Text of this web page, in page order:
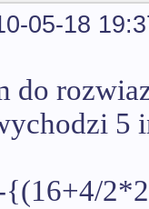
05-18
do
5
{(16+4/